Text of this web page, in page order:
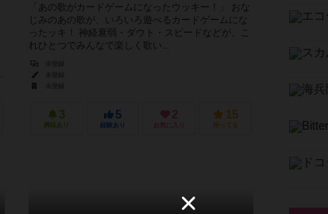
「あの歌がカードゲームになったウッキー！」 おな
じみのあの歌が、いろいろ遊べるカードゲームにな
ったッキ！ 神経衰弱・ダウト・スピードなどが、こ
れひとつでみんなで楽しく歌い...
3
興味あり
5
経験あり
2
お気に入り
15
持ってる